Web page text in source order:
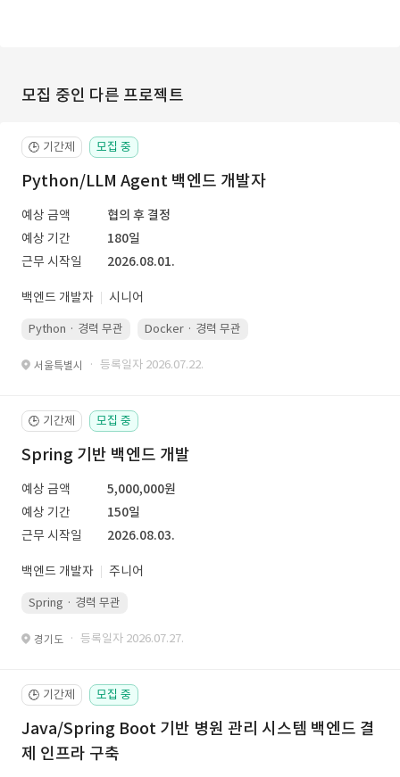
모집 중인 다른 프로젝트
🕒 기간제 모집 중
Python/LLM Agent 백엔드 개발자
예상 금액
협의 후 결정
예상 기간
180일
근무 시작일
2026.08.01.
백엔드 개발자 시니어
Python · 경력 무관 Docker · 경력 무관
서울특별시 · 등록일자 2026.07.22.
🕒 기간제 모집 중
Spring 기반 백엔드 개발
예상 금액
5,000,000원
예상 기간
150일
근무 시작일
2026.08.03.
백엔드 개발자 주니어
Spring · 경력 무관
경기도 · 등록일자 2026.07.27.
🕒 기간제 모집 중
Java/Spring Boot 기반 병원 관리 시스템 백엔드 결
제 인프라 구축